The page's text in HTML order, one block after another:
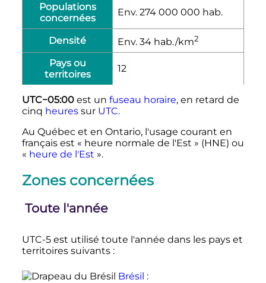
Populations
concernées
Env. 274 000 000 hab.
Densité Env. 34 hab./km2
Pays ou
territoires
12
UTC−05:00 est un fuseau horaire, en retard de
cinq heuressur UTC.
Au Québec et en Ontario, l'usage courant en
français est « heure normale de l'Est » (HNE) ou
« heure de l'Est ».
Zones concernées
Toute l'année
UTC-5 est utilisé toute l'année dans les pays et
territoires suivants :
Brésil :